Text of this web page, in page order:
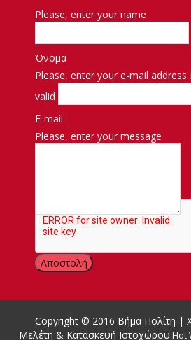
Please, enter your name
Όνομα
Please, enter your e-mail address
valid
E-mail
Please, enter your message
Μήνυμα
Copyright © 2016 Βήμα Πολίτη |
Μελέτη & Κατασκευή Ιστοχώρου Hot